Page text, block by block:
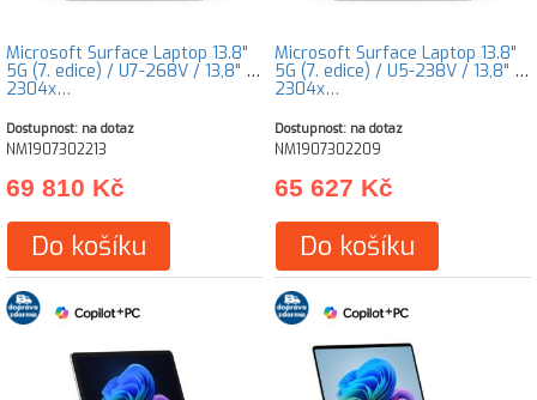
Microsoft Surface Laptop 13.8"
5G (7. edice) / U7-268V / 13,8" /
2304x…
Dostupnost: na dotaz
NM1907302213
69 810 Kč
Do košíku
Microsoft Surface Laptop 13.8"
5G (7. edice) / U5-238V / 13,8" /
2304x…
Dostupnost: na dotaz
NM1907302209
65 627 Kč
Do košíku